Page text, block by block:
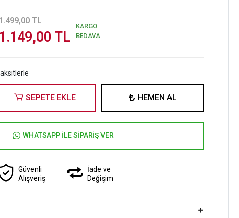
TL
1.149,00 TL
KARGO
BEDAVA
SEPETE EKLE HEMEN AL
WHATSAPP İLE SİPARİŞ VER
Güvenli
Alışveriş
İade ve
Değişim